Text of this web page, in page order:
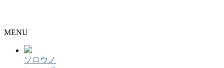
MENU
ソロウノ